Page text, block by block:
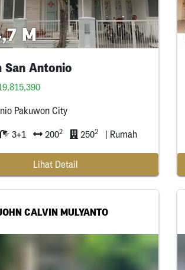
M
San Antonio
Pakuwon City
3+1 2002 2502 | Rumah
Lihat Detail
CALVIN MULYANTO